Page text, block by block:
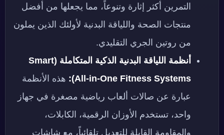
التمرين أكثر إثارة وتنوعاً، مما يجعلها من أفضل
منتجات الصحة واللياقة البدنية لأولئك الذين يملون
من روتين الجري التقليدي.
أنظمة اللياقة البدنية الذكية المتكاملة (Smart
All-in-One Fitness Systems):
هذه الأنظمة
عبارة عن صالات ألعاب رياضية مصغرة في جهاز
واحد، تستخدم الأوزان الرقمية، الكابلات،
والمقاومة القابلة للتعديل تلقائياً، مع شاشات